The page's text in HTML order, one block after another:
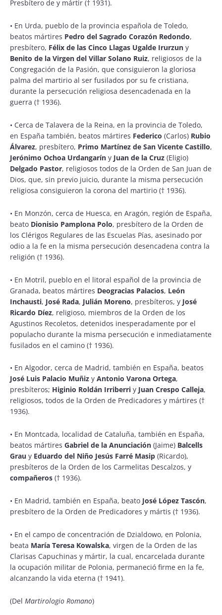
Presbítero de y mártir († 1931).
• En Urda, pueblo de la provincia española de Toledo,
beatos mártires Pedro del Sagrado Corazón Redondo,
presbítero, Félix de las Cinco Llagas Ugalde Irurzun y
Benito de la Virgen del Villar Solano Ruiz, religiosos de la
Congregación de la Pasión, que consiguieron la gloriosa
palma del martirio al ser fusilados por su fe cristiana,
durante la persecución religiosa desencadenada en la
guerra († 1936).
• Cerca de Talavera de la Reina, en la provincia de Toledo,
en España también, beatos mártires Federico (Carlos) Rubio
Álvarez, presbítero, Primo Martínez de San Vicente Castillo,
Jerónimo Ochoa Urdangarín y Juan de la Cruz (Eligio)
Delgado Pastor, religiosos todos de la Orden de San Juan de
Dios, que, sin previo juicio, durante la misma persecución
religiosa consiguieron la corona del martirio († 1936).
• En Monzón, cerca de Huesca, en Aragón, región de España,
beato Dionisio Pamplona Polo, presbítero de la Orden de
los Clérigos Regulares de las Escuelas Pías, asesinado por
odio a la fe en la misma persecución desencadena contra la
religión († 1936).
• En Motril, pueblo en el litoral español de la provincia de
Granada, beatos mártires Deogracias Palacios, León
Inchausti, José Rada, Julián Moreno, presbíteros, y José
Ricardo Díez, religioso, miembros de la Orden de los
Agustinos Recoletos, detenidos inesperadamente por el
populacho durante la misma persecución e inmediatamente
fusilados en el camino († 1936).
• En Algodor, cerca de Madrid, también en España, beatos
José Luis Palacio Muñiz y Antonio Varona Ortega,
presbíteros; Higinio Roldán Irriberri y Juan Crespo Calleja,
religiosos, todos de la Orden de Predicadores y mártires (†
1936).
• En Montcada, localidad de Cataluña, también en España,
beatos mártires Gabriel de la Anunciación (Jaime) Balcells
Grau y Eduardo del Niño Jesús Farré Masip (Ricardo),
presbíteros de la Orden de los Carmelitas Descalzos, y
compañeros († 1936).
• En Madrid, también en España, beato José López Tascón,
presbítero de la Orden de Predicadores y mártis († 1936).
• En el campo de concentración de Dzialdowo, en Polonia,
beata María Teresa Kowalska, virgen de la Orden de las
Clarisas Capuchinas y mártir, la cual, encarcelada durante
la ocupación militar de Polonia, permaneció firme en la fe,
alcanzando la vida eterna († 1941).
(Del Martirologio Romano)